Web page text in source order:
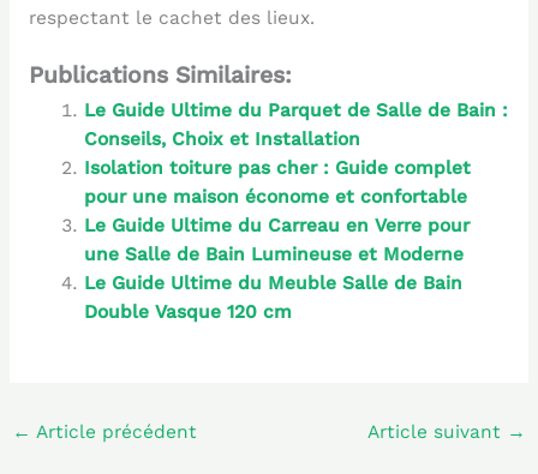
respectant le cachet des lieux.
Publications Similaires:
Le Guide Ultime du Parquet de Salle de Bain :
Conseils, Choix et Installation
Isolation toiture pas cher : Guide complet
pour une maison économe et confortable
Le Guide Ultime du Carreau en Verre pour
une Salle de Bain Lumineuse et Moderne
Le Guide Ultime du Meuble Salle de Bain
Double Vasque 120 cm
← Article précédent Article suivant →